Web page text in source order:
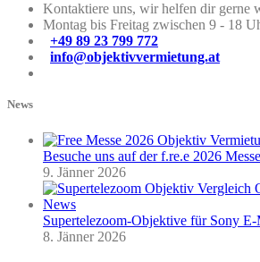
Kontaktiere uns, wir helfen dir gerne
Montag bis Freitag zwischen 9 - 18
+49 89 23 799 772
info@objektivvermietung.at
News
Besuche uns auf der f.re.e 2026
9. Jänner 2026
Supertelezoom-Objektive für Sony
8. Jänner 2026